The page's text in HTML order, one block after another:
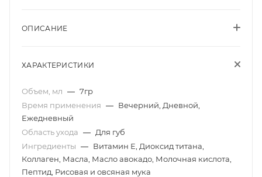
ОПИСАНИЕ
ХАРАКТЕРИСТИКИ
Объем, мл — 7гр
Время применения — Вечерний, Дневной,
Ежедневный
Область ухода — Для губ
Ингредиенты — Витамин Е, Диоксид титана,
Коллаген, Масла, Масло авокадо, Молочная кислота,
Пептид, Рисовая и овсяная мука